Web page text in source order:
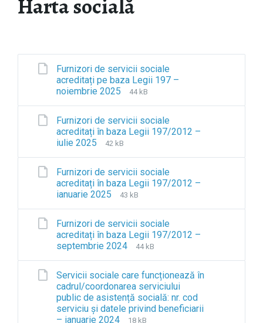
Harta socială
Furnizori de servicii sociale
acreditați pe baza Legii 197 –
noiembrie 2025
F
e
e
t
e
n
s
n
:
d
F
e
s
z
e
:
44 kB
Furnizori de servicii sociale
acreditați în baza Legii 197/2012 –
iulie 2025
F
e
e
x
t
e
n
s
n
:
o
d
F
e
s
i
z
e
:
42 kB
Furnizori de servicii sociale
acreditați în baza Legii 197/2012 –
ianuarie 2025
F
e
e
x
t
e
n
s
i
F
e
s
i
z
e
:
43 kB
Furnizori de servicii sociale
acreditați în baza Legii 197/2012 –
septembrie 2024
F
e
e
x
t
F
e
s
z
44 kB
Servicii sociale care funcționează în
cadrul/coordonarea serviciului
public de asistență socială: nr. cod
serviciu și datele privind beneficiarii
– ianuarie 2024
F
F
18 kB